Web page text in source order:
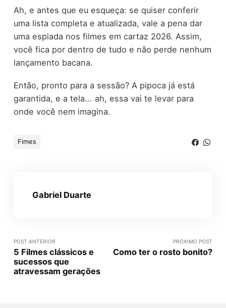
Ah, e antes que eu esqueça: se quiser conferir
uma lista completa e atualizada, vale a pena dar
uma espiada nos filmes em cartaz 2026. Assim,
você fica por dentro de tudo e não perde nenhum
lançamento bacana.
Então, pronto para a sessão? A pipoca já está
garantida, e a tela... ah, essa vai te levar para
onde você nem imagina.
Fimes
Gabriel Duarte
POST ANTERIOR
5 Filmes clássicos e
sucessos que
atravessam gerações
PRÓXIMO POST
Como ter o rosto bonito?